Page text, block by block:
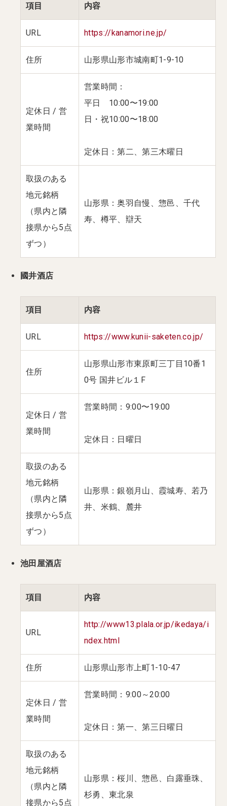
項目 内容
URL https://kanamori.ne.jp/
住所 山形県山形市城南町1-9-10
定休日 / 営
業時間
営業時間：
平日 10:00〜19:00
日・祝10:00〜18:00
定休日：第二、第三木曜日
取扱のある
地元銘柄
（県内と隣
接県から5点
ずつ）
山形県：奥羽自慢、惣邑、千代
寿、樽平、辯天
國井酒店
項目 内容
URL https://www.kunii-saketen.co.jp/
住所
山形県山形市東原町三丁目10番1
0号 国井ビル１F
定休日 / 営
業時間
営業時間：9:00〜19:00
定休日：日曜日
取扱のある
地元銘柄
（県内と隣
接県から5点
ずつ）
山形県：銀嶺月山、霞城寿、若乃
井、米鶴、麓井
池田屋酒店
項目 内容
URL
http://www13.plala.or.jp/ikedaya/i
ndex.html
住所 山形県山形市上町1-10-47
定休日 / 営
業時間
営業時間：9:00～20:00
定休日：第一、第三日曜日
取扱のある
地元銘柄
（県内と隣
接県から5点
山形県：桜川、惣邑、白露垂珠、
杉勇、東北泉